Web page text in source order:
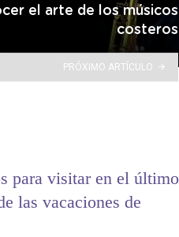
el arte de los músicos
costeros
PRÓXIMO ARTÍCULO
para visitar en el último
las vacaciones de